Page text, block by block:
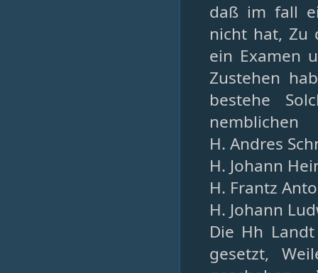
daß im fall
nicht hat, Zu
ein Examen
Zustehen
bestehe
nemblichen
H. Andres
H. Johann
H. Frantz
H. Johann
Die Hh
gesetzt,